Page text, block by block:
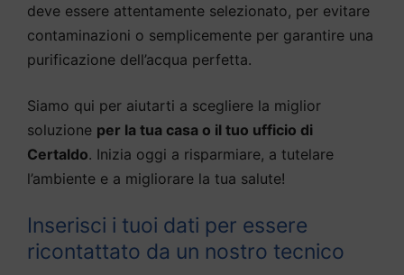
deve essere attentamente selezionato, per evitare
contaminazioni o semplicemente per garantire una
purificazione dell’acqua perfetta.
Siamo qui per aiutarti a scegliere la miglior
soluzione per la tua casa o il tuo ufficio di
Certaldo. Inizia oggi a risparmiare, a tutelare
l’ambiente e a migliorare la tua salute!
Inserisci i tuoi dati per essere
ricontattato da un nostro tecnico